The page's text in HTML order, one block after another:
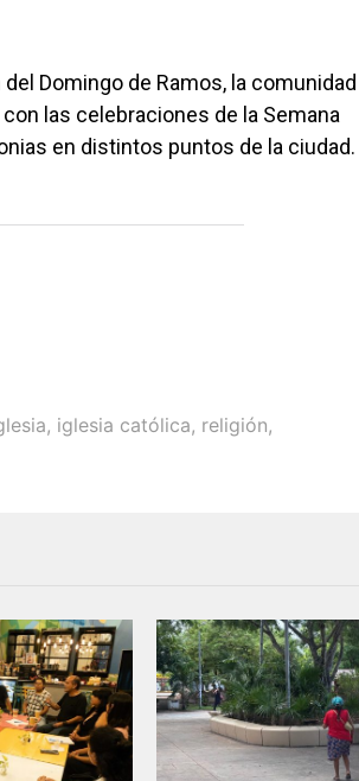
Domingo de Ramos, la comunidad
las celebraciones de la Semana
en distintos puntos de la ciudad.
, iglesia católica, religión,